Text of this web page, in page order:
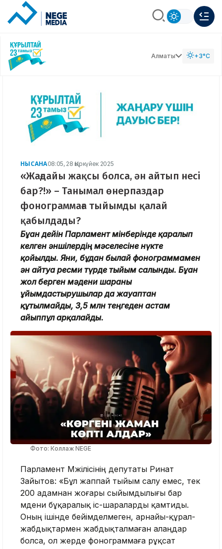
Алматы +3°C
НЫСАНА08:05, 28 Қыркүйек 2025
«Жағдайы жақсы болса, ән айтып несі
бар?!» – Танымал өнерпаздар
фонограммаға тыйымды қалай
қабылдады?
Бұған дейін Парламент мінберінде қаралып
келген әншілердің мәселесіне нүкте
қойылды. Яғни, бұдан былай фонограммамен
ән айтуға ресми түрде тыйым салынды. Бұған
жол берген мәдени шараны
ұйымдастырушылар да жауаптан
құтылмайды, 3,5 млн теңгеден астам
айыппұл арқалайды.
Фото: Коллаж NEGE
Парламент Мәжілісінің депутаты Ринат
Зайытов: «Бұл жаппай тыйым салу емес, тек
200 адамнан жоғары сыйымдылығы бар
мәдени бұқаралық іс-шараларды қамтиды.
Оның ішінде бейімделмеген, арнайы-құрал-
жабдықтармен жабдықталмаған алаңдар
болса, ол жерде фонограммаға рұқсат